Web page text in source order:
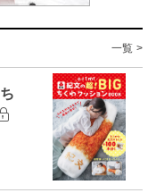
一覧 >